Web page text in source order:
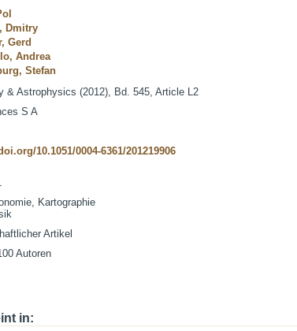
Dmitry
Gerd
Andrea
Stefan
& Astrophysics (2012), Bd. 545, Article L2
S A
10.1051/0004-6361/201219906
Kartographie
Artikel
Autoren
in: